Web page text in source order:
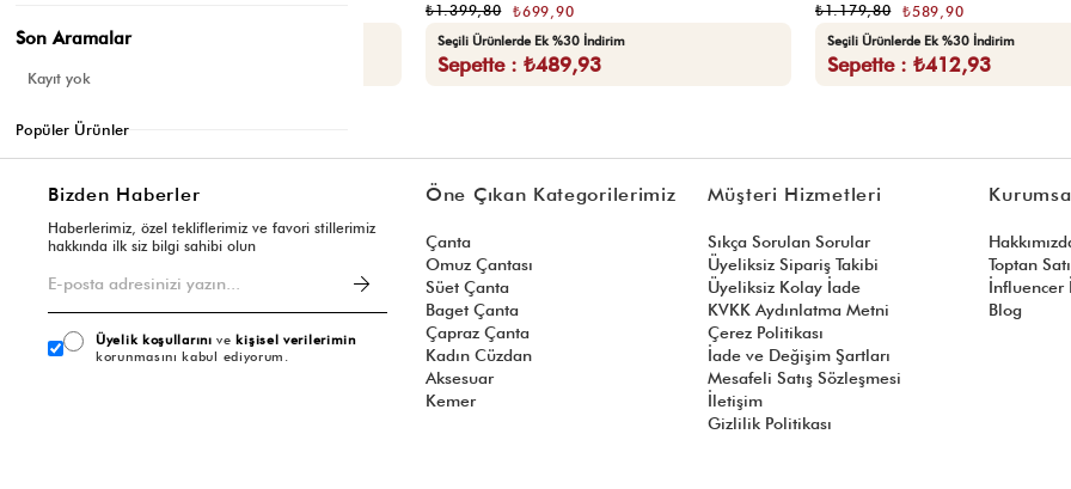
Seçili Ürünlerde Ek %30 İndirim
₺699,90
₺1.399,80
Seçili Ürünlerde Ek %30 İndirim
Sepette : ₺489,93
₺589,90
₺1.179,80
Seçili Ürünlerde Ek %30 İndirim
Sepette : ₺412,93
Bizden Haberler
Haberlerimiz, özel tekliflerimiz ve favori stillerimiz
hakkında ilk siz bilgi sahibi olun
Üyelik koşullarını vekişisel verilerimin
korunmasını kabul ediyorum.
Öne Çıkan Kategorilerimiz
Çanta
Omuz Çantası
Süet Çanta
Baget Çanta
Çapraz Çanta
Kadın Cüzdan
Aksesuar
Kemer
Müşteri Hizmetleri
Sıkça Sorulan Sorular
Üyeliksiz Sipariş Takibi
Üyeliksiz Kolay İade
KVKK Aydınlatma Metni
Çerez Politikası
İade ve Değişim Şartları
Mesafeli Satış Sözleşmesi
İletişim
Gizlilik Politikası
Toptan
İnfluencer
Blog
Son Aramalar
Kayıt yok
Popüler Ürünler